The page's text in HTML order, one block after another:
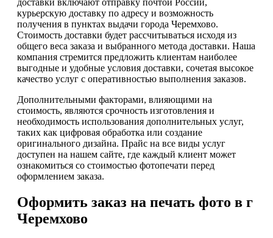
курьерскую доставку по адресу и возможность
получения в пунктах выдачи города Черемхово.
Стоимость доставки будет рассчитываться исходя из
общего веса заказа и выбранного метода доставки. Наша
компания стремится предложить клиентам наиболее
выгодные и удобные условия доставки, сочетая высокое
качество услуг с оперативностью выполнения заказов.
Дополнительными факторами, влияющими на
стоимость, являются срочность изготовления и
необходимость использования дополнительных услуг,
таких как цифровая обработка или создание
оригинального дизайна. Прайс на все виды услуг
доступен на нашем сайте, где каждый клиент может
ознакомиться со стоимостью фотопечати перед
оформлением заказа.
Оформить заказ на печать фото в г
Черемхово